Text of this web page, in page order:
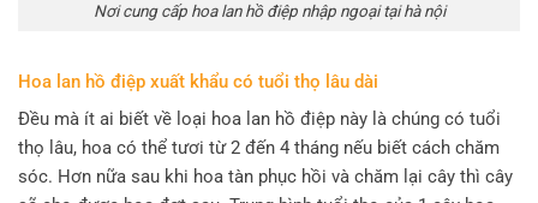
Nơi cung cấp hoa lan hồ điệp nhập ngoại tại hà nội
Hoa lan hồ điệp xuất khẩu có tuổi thọ lâu dài
Đều mà ít ai biết về loại hoa lan hồ điệp này là chúng có tuổi
thọ lâu, hoa có thể tươi từ 2 đến 4 tháng nếu biết cách chăm
sóc. Hơn nữa sau khi hoa tàn phục hồi và chăm lại cây thì cây